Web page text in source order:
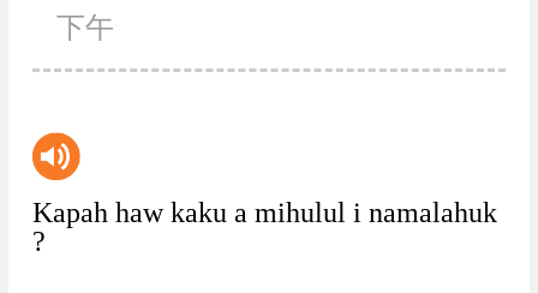
下午
Kapah haw kaku a mihulul i namalahuk
?